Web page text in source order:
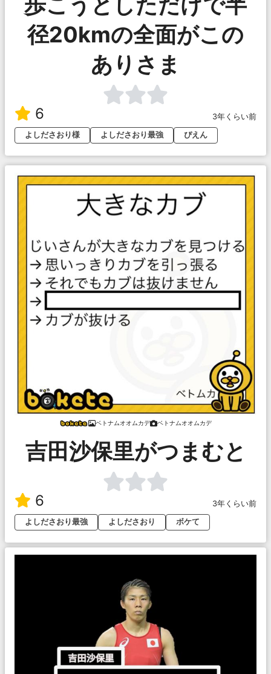
径20kmの全面がこの
ありさま
6
3年くらい前
よしださおり様
よしださおり最強 ぴえん
ベトナムオオムカデ ベトナムオオムカデ
吉田沙保里がつまむと
6
3年くらい前
よしださおり最強
よしださおり ボケて